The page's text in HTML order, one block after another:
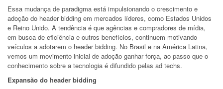
Essa mudança de paradigma está impulsionando o crescimento e
adoção do header bidding em mercados líderes, como Estados Unidos
e Reino Unido. A tendência é que agências e compradores de mídia,
em busca de eficiência e outros benefícios, continuem motivando
veículos a adotarem o header bidding. No Brasil e na América Latina,
vemos um movimento inicial de adoção ganhar força, ao passo que o
conhecimento sobre a tecnologia é difundido pelas ad techs.
Expansão do header bidding